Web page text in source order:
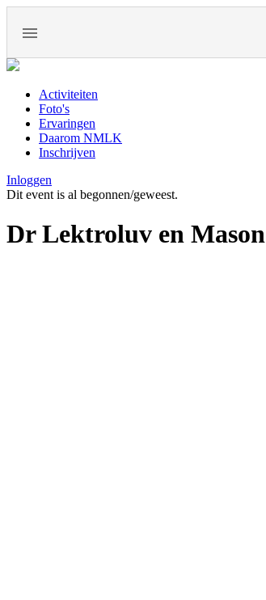
Activiteiten
Foto's
Ervaringen
Daarom NMLK
Inschrijven
Inloggen
Dit event is al begonnen/geweest.
Dr Lektroluv en Mason